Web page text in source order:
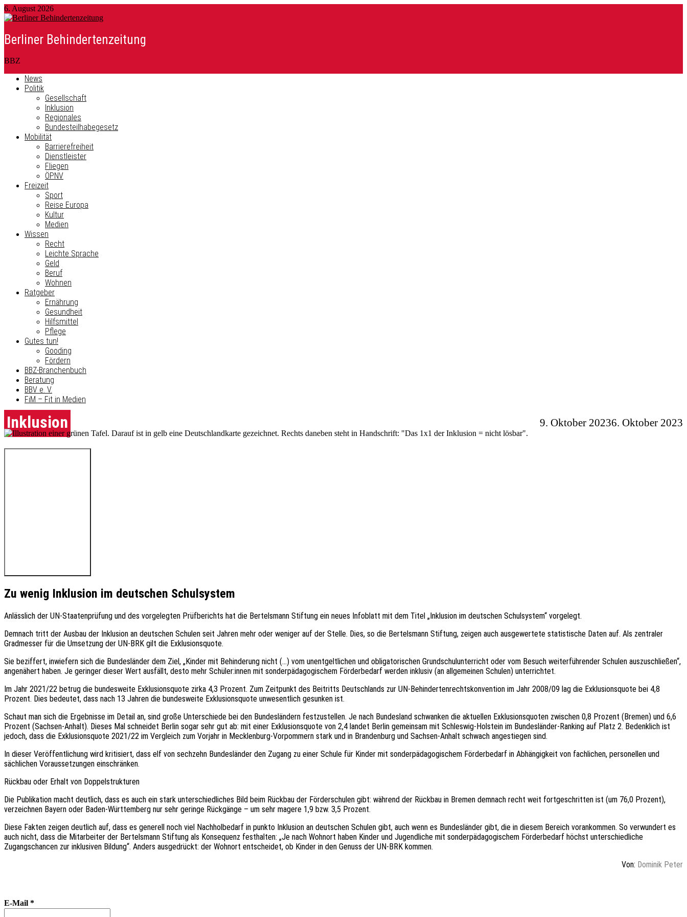
6. August 2026
Berliner Behindertenzeitung
BBZ
News
Politik
Gesellschaft
Inklusion
Regionales
Bundesteilhabegesetz
Mobilität
Barrierefreiheit
Dienstleister
Fliegen
ÖPNV
Freizeit
Sport
Reise Europa
Kultur
Medien
Wissen
Recht
Leichte Sprache
Geld
Beruf
Wohnen
Ratgeber
Ernährung
Gesundheit
Hilfsmittel
Pflege
Gutes tun!
Gooding
Fördern
BBZ-Branchenbuch
Beratung
BBV e. V.
FiM – Fit in Medien
Inklusion 6. Oktober 2023
9. Oktober 2023
Zu wenig Inklusion im deutschen Schulsystem
Anlässlich der UN-Staatenprüfung und des vorgelegten Prüfberichts hat die Bertelsmann Stiftung ein neues Infoblatt mit dem Titel „Inklusion im deutschen Schulsystem“ vorgelegt.
Demnach tritt der Ausbau der Inklusion an deutschen Schulen seit Jahren mehr oder weniger auf der Stelle. Dies, so die Bertelsmann Stiftung, zeigen auch ausgewertete statistische Daten auf. Als zentraler
Gradmesser für die Umsetzung der UN-BRK gilt die Exklusionsquote.
Sie beziffert, inwiefern sich die Bundesländer dem Ziel, „Kinder mit Behinderung nicht (…) vom unentgeltlichen und obligatorischen Grundschulunterricht oder vom Besuch weiterführender Schulen auszuschließen“,
angenähert haben. Je geringer dieser Wert ausfällt, desto mehr Schüler:innen mit sonderpädagogischem Förderbedarf werden inklusiv (an allgemeinen Schulen) unterrichtet.
Im Jahr 2021/22 betrug die bundesweite Exklusionsquote zirka 4,3 Prozent. Zum Zeitpunkt des Beitritts Deutschlands zur UN-Behindertenrechtskonvention im Jahr 2008/09 lag die Exklusionsquote bei 4,8
Prozent. Dies bedeutet, dass nach 13 Jahren die bundesweite Exklusionsquote unwesentlich gesunken ist.
Schaut man sich die Ergebnisse im Detail an, sind große Unterschiede bei den Bundesländern festzustellen. Je nach Bundesland schwanken die aktuellen Exklusionsquoten zwischen 0,8 Prozent (Bremen) und 6,6
Prozent (Sachsen-Anhalt). Dieses Mal schneidet Berlin sogar sehr gut ab: mit einer Exklusionsquote von 2,4 landet Berlin gemeinsam mit Schleswig-Holstein im Bundesländer-Ranking auf Platz 2. Bedenklich ist
jedoch, dass die Exklusionsquote 2021/22 im Vergleich zum Vorjahr in Mecklenburg-Vorpommern stark und in Brandenburg und Sachsen-Anhalt schwach angestiegen sind.
In dieser Veröffentlichung wird kritisiert, dass elf von sechzehn Bundesländer den Zugang zu einer Schule für Kinder mit sonderpädagogischem Förderbedarf in Abhängigkeit von fachlichen, personellen und
sächlichen Voraussetzungen einschränken.
Rückbau oder Erhalt von Doppelstrukturen
Die Publikation macht deutlich, dass es auch ein stark unterschiedliches Bild beim Rückbau der Förderschulen gibt: während der Rückbau in Bremen demnach recht weit fortgeschritten ist (um 76,0 Prozent),
verzeichnen Bayern oder Baden-Württemberg nur sehr geringe Rückgänge – um sehr magere 1,9 bzw. 3,5 Prozent.
Diese Fakten zeigen deutlich auf, dass es generell noch viel Nachholbedarf in punkto Inklusion an deutschen Schulen gibt, auch wenn es Bundesländer gibt, die in diesem Bereich vorankommen. So verwundert es
auch nicht, dass die Mitarbeiter der Bertelsmann Stiftung als Konsequenz festhalten: „Je nach Wohnort haben Kinder und Jugendliche mit sonderpädagogischem Förderbedarf höchst unterschiedliche
Zugangschancen zur inklusiven Bildung“. Anders ausgedrückt: der Wohnort entscheidet, ob Kinder in den Genuss der UN-BRK kommen.
Von: Dominik Peter
E-Mail *